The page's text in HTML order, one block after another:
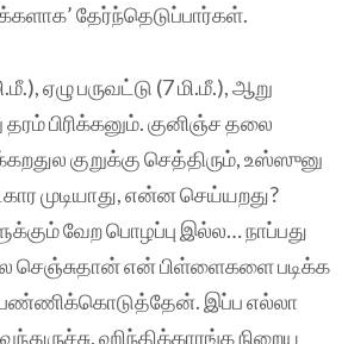
தேர்ந்தெடுப்பார்கள்.
ஏழு பருவட்டு (7 மி.மீ.), ஆறு
தரம் பிரிக்கனும். குனிஞ்ச தலை
குறுக்கு செத்திரும், உஸ்ஸுனு
முடியாது, என்ன செய்யறது?
வேற பொழப்பு இல்ல… நாப்பது
செஞ்சுதான் என் பிள்ளைகளை படிக்க
இப்ப எல்லா
ஹிந்திக்காரங்க நிறைய